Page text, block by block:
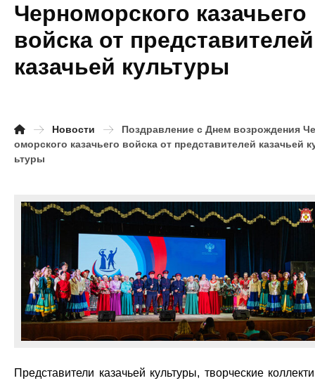
Черноморского казачьего
войска от представителей
казачьей культуры
Новости
Поздравление с Днем возрождения
оморского казачьего войска от представителей казачьей
ьтуры
Представители казачьей культуры, творческие